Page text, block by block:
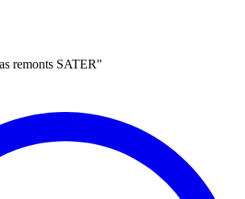
remonts SATER"